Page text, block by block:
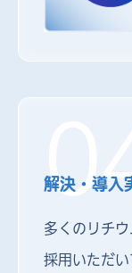
解決・導入
多くのリチ
採用いただい